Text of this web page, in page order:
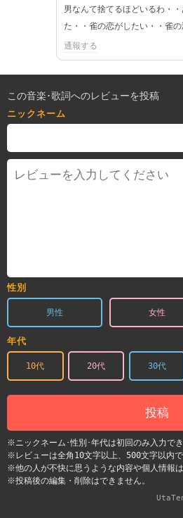
男なんて捨てるほどいるわ・
た・・雀の恋がしたい・・雀の
通報する
この音楽･歌詞へのレビューを投稿
ニックネーム
性別
男性 女性
年代
10代 20代 30代
投稿
※ニックネーム･性別･年代は初回のみ入力でき
※レビューは全角10文字以上、500文字以内で
※他の人が不快に思うような内容や個人情報は
※投稿後の編集・削除はできません。